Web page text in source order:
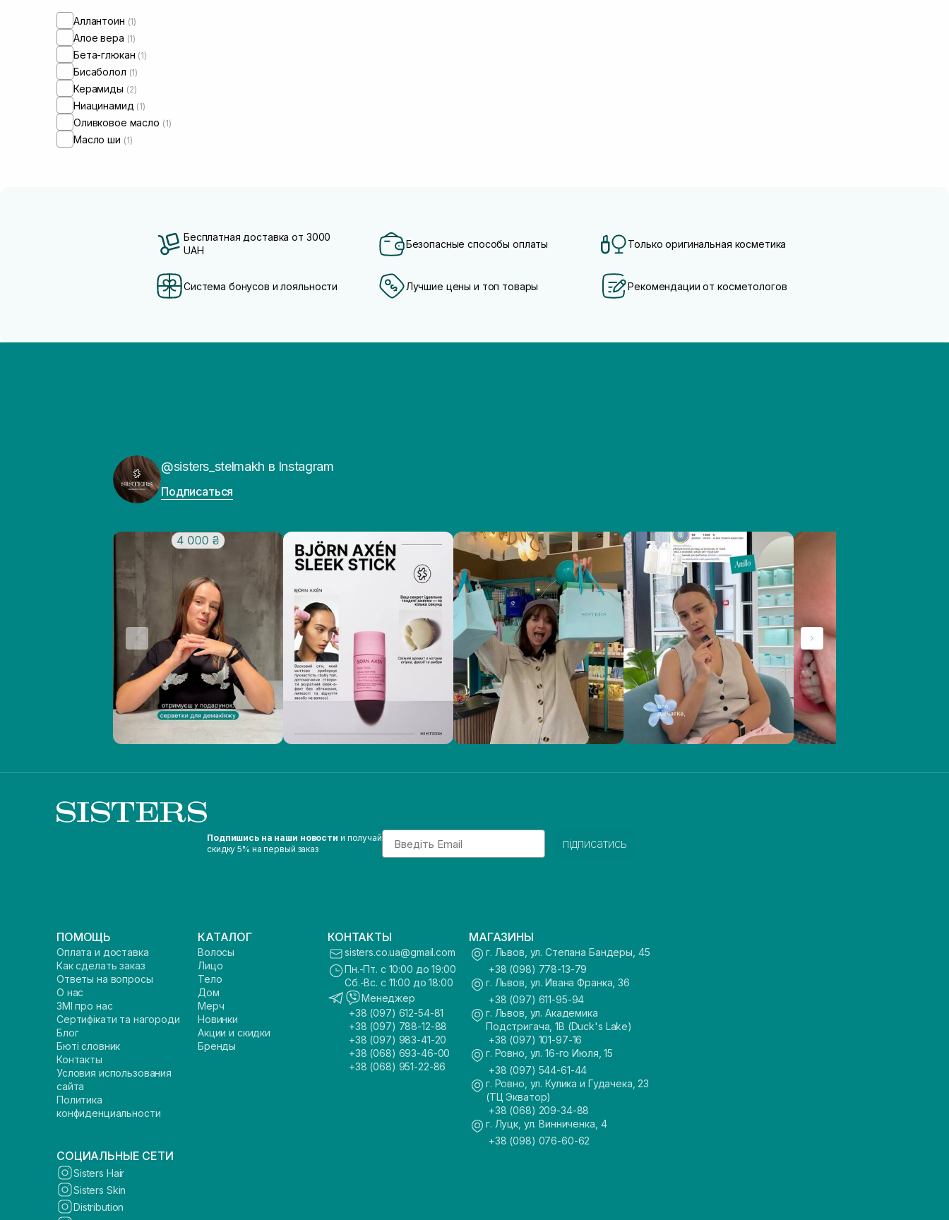
Аллантоин (1)
Алое вера (1)
Бета-глюкан (1)
Бисаболол (1)
Керамиды (2)
Ниацинамид (1)
Оливковое масло (1)
Масло ши (1)
Бесплатная доставка от 3000
UAH
Безопасные способы оплаты Только оригинальная косметика
Система бонусов и лояльности Лучшие цены и топ товары Рекомендации от косметологов
@sisters_stelmakh в Instagram
Подписаться
Подпишись на наши новости и получай
скидку 5% на первый заказ
Email
підписатись
ПОМОЩЬ
Оплата и доставка
Как сделать заказ
Ответы на вопросы
О нас
ЗМІ про нас
Сертифікати та нагороди
Блог
Бюті словник
Контакты
Условия использования
сайта
Политика
конфиденциальности
КАТАЛОГ
Волосы
Лицо
Тело
Дом
Мерч
Новинки
Акции и скидки
Бренды
КОНТАКТЫ
sisters.co.ua@gmail.com
Пн.-Пт. с 10:00 до 19:00
Сб.-Вс. с 11:00 до 18:00
Менеджер
+38 (097) 612-54-81
+38 (097) 788-12-88
+38 (097) 983-41-20
+38 (068) 693-46-00
+38 (068) 951-22-86
МАГАЗИНЫ
г. Львов, ул. Степана Бандеры, 45
+38 (098) 778-13-79
г. Львов, ул. Ивана Франка, 36
+38 (097) 611-95-94
г. Львов, ул. Академика
Подстригача, 1В (Duck's Lake)
+38 (097) 101-97-16
г. Ровно, ул. 16-го Июля, 15
+38 (097) 544-61-44
г. Ровно, ул. Кулика и Гудачека, 23
(ТЦ Экватор)
+38 (068) 209-34-88
г. Луцк, ул. Винниченка, 4
+38 (098) 076-60-62
СОЦИАЛЬНЫЕ СЕТИ
Sisters Hair
Sisters Skin
Distribution